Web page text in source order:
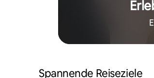
Spannende Reiseziele